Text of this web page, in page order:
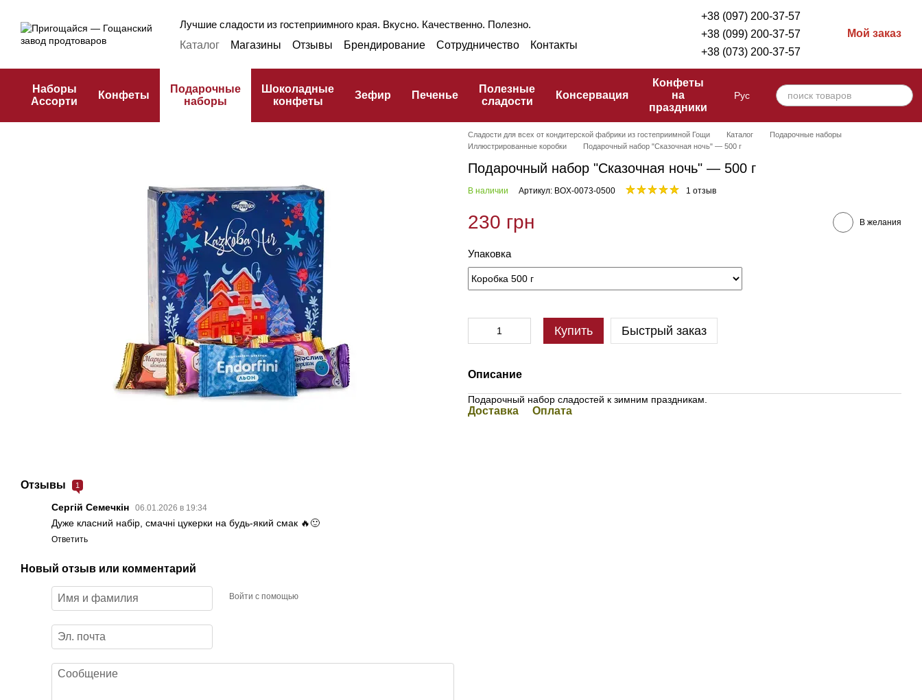
Лучшие сладости из гостеприимного края. Вкусно. Качественно. Полезно.
Каталог
Магазины Отзывы Брендирование Сотрудничество
Контакты
Публичная оферта
Кулинарный словарь
+38 (097) 200-37-57
+38 (099) 200-37-57
+38 (073) 200-37-57
Мой заказ
Наборы
Ассорти
Конфеты
Подарочные
наборы
Шоколадные
конфеты
Зефир Печенье
Полезные
сладости
Консервация
Конфеты
на
праздники
Рус
Отзывы 1
Сергій Семечкін 06.01.2026 в 19:34
Дуже класний набір, смачні цукерки на будь-який смак 🔥🙂
Ответить
Новый отзыв или комментарий
Войти с помощью
Сладости для всех от кондитерской фабрики из гостеприимной Гощи Каталог
Подарочные наборы
Иллюстрированные коробки
Подарочный набор "Сказочная ночь" — 500 г
Подарочный набор "Сказочная ночь" — 500 г
В наличии Артикул: BOX-0073-0500 1 отзыв
230 грн В желания
Упаковка
Купить Быстрый заказ
Описание
Подарочный набор сладостей к зимним праздникам.
Доставка Оплата